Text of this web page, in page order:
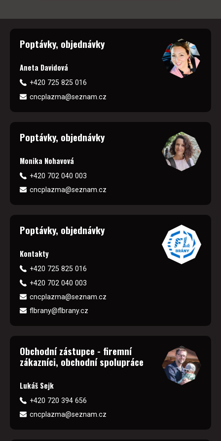
Poptávky, objednávky
Aneta Davidová
+420 725 825 016
cncplazma@seznam.cz
Poptávky, objednávky
Monika Nohavová
+420 702 040 003
cncplazma@seznam.cz
Poptávky, objednávky
Kontakty
+420 725 825 016
+420 702 040 003
cncplazma@seznam.cz
flbrany@flbrany.cz
Obchodní zástupce - firemní
zákazníci, obchodní spolupráce
Lukáš Sejk
+420 720 394 656
cncplazma@seznam.cz